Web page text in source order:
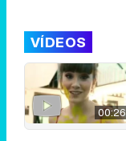
VÍDEOS
00:26